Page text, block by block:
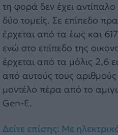
τη φορά δεν έχει
δύο τομείς. Σε επίπεδο
έρχεται από τα έως και
ενώ στο επίπεδο της
έρχεται από τα μόλις 2,6
από αυτούς τους
μοντέλο πέρα από το
Gen-E.
Δείτε επίσης: Με